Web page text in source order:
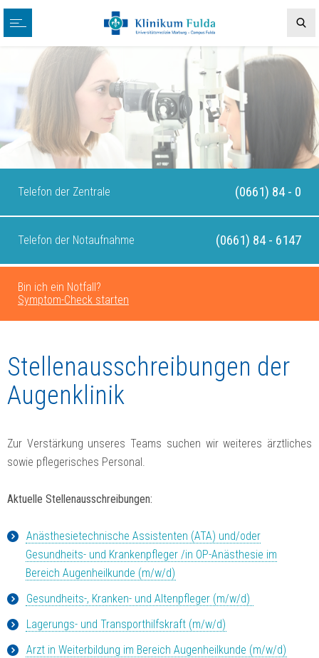
Telefon der Zentrale (0661) 84 - 0
Telefon der Notaufnahme (0661) 84 - 6147
Bin ich ein Notfall?
Symptom-Check starten
Stellenausschreibungen der
Augenklinik
Zur Verstärkung unseres Teams suchen wir weiteres ärztliches
sowie pflegerisches Personal.
Aktuelle Stellenausschreibungen:
Anästhesietechnische Assistenten (ATA) und/oder
Gesundheits- und Krankenpfleger /in OP-Anästhesie im
Bereich Augenheilkunde (m/w/d)
Gesundheits-, Kranken- und Altenpfleger (m/w/d)
Lagerungs- und Transporthilfskraft (m/w/d)
Arzt in Weiterbildung im Bereich Augenheilkunde (m/w/d)